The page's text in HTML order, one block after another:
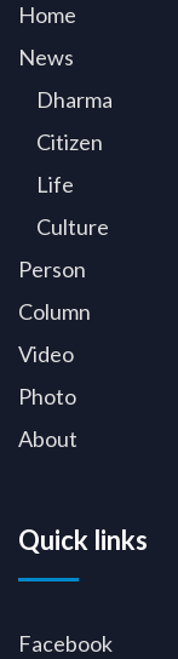
Home
News
Dharma
Citizen
Life
Culture
Person
Column
Video
Photo
About
Quick links
Facebook